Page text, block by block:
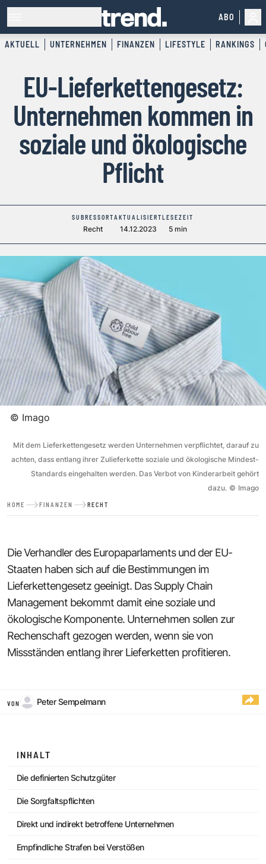
ABO
AKTUELL UNTERNEHMEN FINANZEN LIFESTYLE RANKINGS
EU-Lieferkettengesetz:
Unternehmen kommen in
soziale und ökologische
Pflicht
SUBRESSORT
Recht
AKTUALISIERT
14.12.2023
LESEZEIT
5 min
© Imago
Mit dem Lieferkettengesetz werden Unternehmen verpflichtet, darauf zu
achten, dass entlang ihrer Zulieferkette soziale und ökologische Mindest-
Standards eingehalten werden. Das Verbot von Kinderarbeit gehört
dazu. © Imago
HOME FINANZEN RECHT
Die Verhandler des Europaparlaments und der EU-
Staaten haben sich auf die Bestimmungen im
Lieferkettengesetz geeinigt. Das Supply Chain
Management bekommt damit eine soziale und
ökologische Komponente. Unternehmen sollen zur
Rechenschaft gezogen werden, wenn sie von
Missständen entlang ihrer Lieferketten profitieren.
VON Peter Sempelmann
INHALT
Die definierten Schutzgüter
Die Sorgfaltspflichten
Direkt und indirekt betroffene Unternehmen
Empfindliche Strafen bei Verstößen